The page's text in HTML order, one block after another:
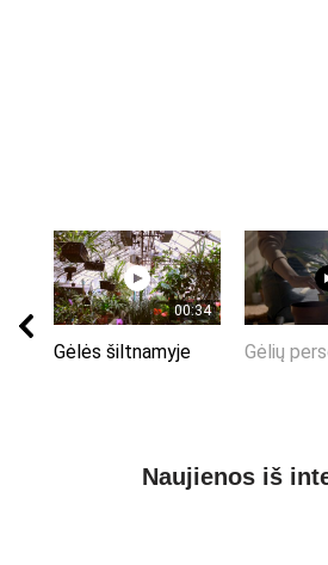
00:34
Gėlės šiltnamyje Gėlių
Naujienos iš